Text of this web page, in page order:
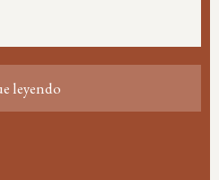
leyendo